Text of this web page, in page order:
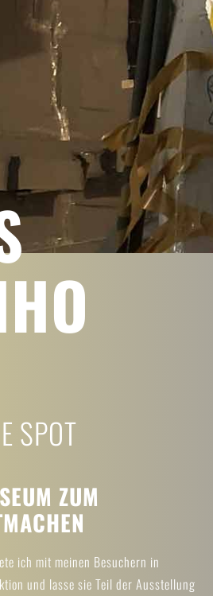
SPOT
ZUM
ich mit meinen Besuchern in
und lasse sie Teil der Ausstellung